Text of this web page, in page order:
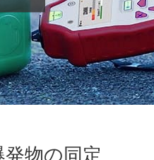
物の同定